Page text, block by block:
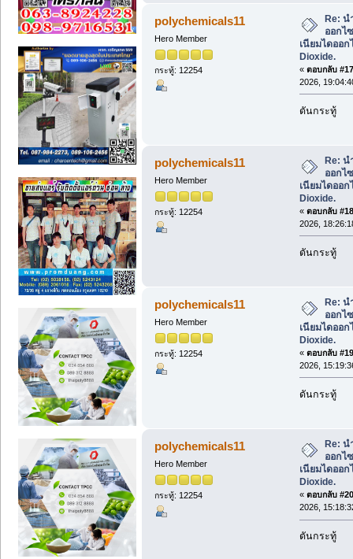
polychemicals11
Hero Member
กระทู้: 12254
Re: น
ออกไ
เนียมไดออ
Dioxide.
« ตอบกลับ
2026,
ดันกระทู้
polychemicals11
Hero Member
กระทู้: 12254
Re: น
ออกไ
เนียมไดออ
Dioxide.
« ตอบกลับ
2026,
ดันกระทู้
polychemicals11
Hero Member
กระทู้: 12254
Re: น
ออกไ
เนียมไดออ
Dioxide.
« ตอบกลับ
2026,
ดันกระทู้
polychemicals11
Hero Member
กระทู้: 12254
Re: น
ออกไ
เนียมไดออ
Dioxide.
« ตอบกลับ
2026,
ดันกระทู้